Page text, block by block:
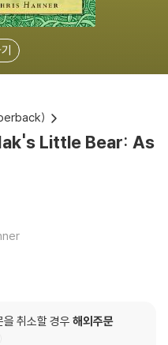
Little Bear: As
취소할 경우 해외주문